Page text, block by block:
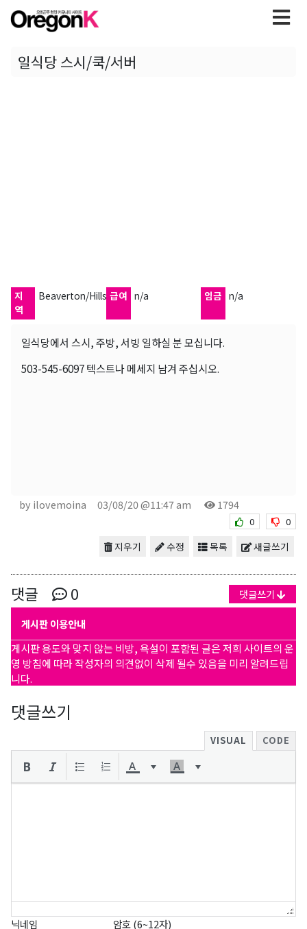
일식당 스시/쿡/서버
지
역
Beaverton/Hillsboro
급여 n/a 임금 n/a
일식당에서 스시, 주방, 서빙 일하실 분 모십니다.
503-545-6097 텍스트나 메세지 남겨 주십시오.
by ilovemoina 03/08/20 @11:47 am 1794
0 0
새글쓰기
목록
수정
지우기
댓글 0 댓글쓰기
게시판 이용안내
게시판 용도와 맞지 않는 비방, 욕설이 포함된 글은 저희 사이트의 운
영 방침에 따라 작성자의 의견없이 삭제 될수 있음을 미리 알려드립
니다.
댓글쓰기
VISUAL CODE
닉네임 암호 (6~12자)